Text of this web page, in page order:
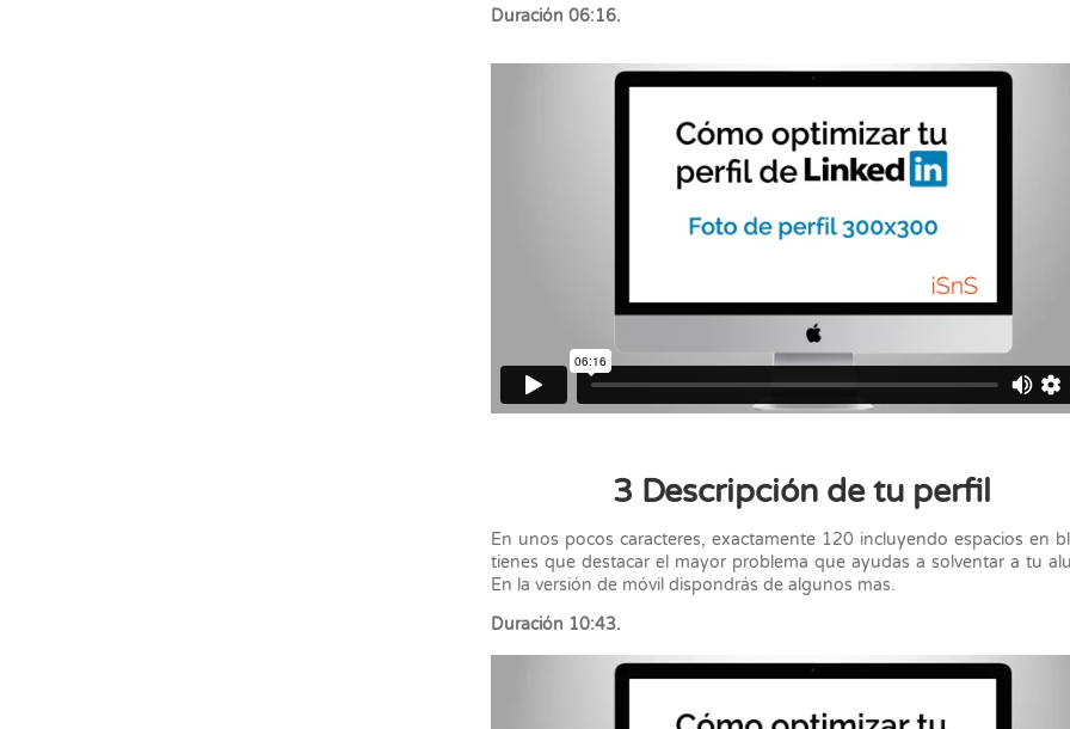
Duración 06:16.
3 Descripción de tu perfil
En unos pocos caracteres, exactamente 120 incluyendo espacios en
tienes que destacar el mayor problema que ayudas a solventar a tu
En la versión de móvil dispondrás de algunos mas.
Duración 10:43.